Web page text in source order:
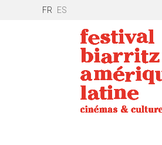
FR ES